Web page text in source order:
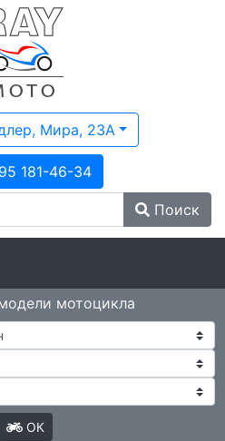
Мира, 23А
181-46-34
Поиск
мотоцикла
ОК